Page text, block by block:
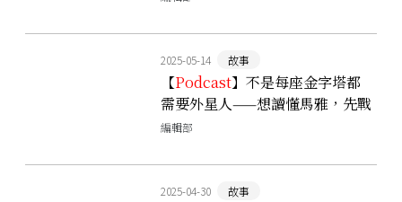
2025-05-14 故事
【Podcast】不是每座金字塔都
需要外星人——想讀懂馬雅，先戰
勝陰謀論和殖民者的迷思
編輯部
2025-04-30 故事